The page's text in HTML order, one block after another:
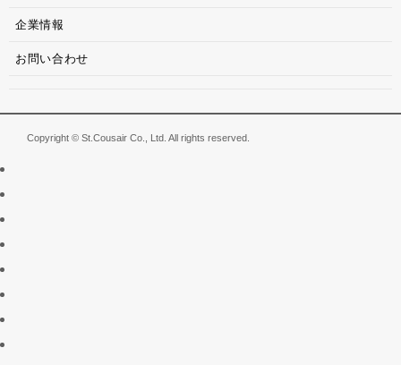
企業情報
お問い合わせ
Copyright © St.Cousair Co., Ltd. All rights reserved.